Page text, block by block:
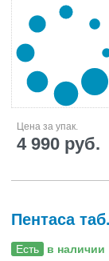
Цена за упак.
4 990 руб.
Пентаса
Есть в наличии